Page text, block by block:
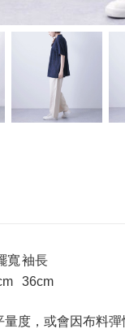
寬袖長
36cm
度，或會因布料